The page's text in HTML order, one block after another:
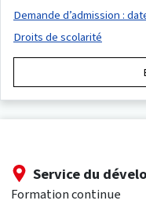
Demande d’admission :
Droits de scolarité
Service du
Formation continue